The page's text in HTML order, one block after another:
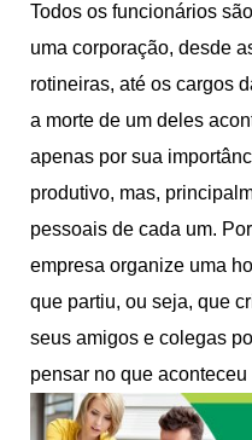
Todos os funcionários
uma corporação, desde
rotineiras, até os cargos
a morte de um deles
apenas por sua
produtivo, mas,
pessoais de cada um.
empresa organize uma
que partiu, ou seja, que
seus amigos e colegas
pensar no que aconteceu